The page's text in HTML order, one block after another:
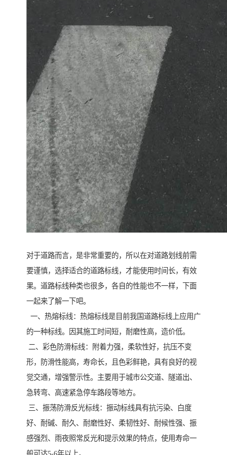
对于道路而言，是非常重要的，所以在对道路划线前需
要谨慎，选择适合的道路标线，才能使用时间长，有效
果。道路标线种类也很多，各自的性能也不一样，下面
一起来了解一下吧。
一、热熔标线：热熔标线是目前我国道路标线上应用广
的一种标线。因其施工时间短，耐磨性高，造价低。
二、彩色防滑标线：附着力强，柔软性好，抗压不变
形，防滑性能高，寿命长，且色彩鲜艳，具有良好的视
觉交通，增强警示性。主要用于城市公交道、隧道出、
急转弯、高速紧急停车路段等地方。
三、振荡防滑反光标线：振动标线具有抗污染、白度
好、耐碱、耐久、耐磨性好、柔韧性好、耐候性强、振
感强烈、雨夜照常反光和提示效果的特点，使用寿命一